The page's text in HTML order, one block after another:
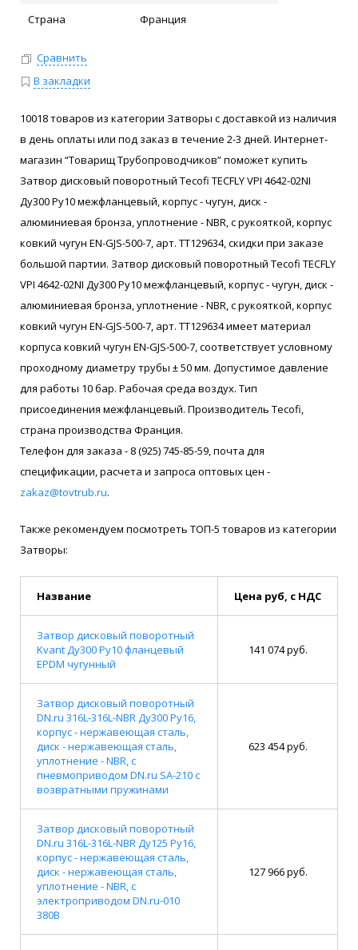
Страна Франция
Сравнить
В закладки
10018 товаров из категории Затворы с доставкой из наличия
в день оплаты или под заказ в течение 2-3 дней. Интернет-
магазин “Товарищ Трубопроводчиков” поможет купить
Затвор дисковый поворотный Tecofi TECFLY VPI 4642-02NI
Ду300 Ру10 межфланцевый, корпус - чугун, диск -
алюминиевая бронза, уплотнение - NBR, с рукояткой, корпус
ковкий чугун EN-GJS-500-7, арт. ТТ129634, скидки при заказе
большой партии. Затвор дисковый поворотный Tecofi TECFLY
VPI 4642-02NI Ду300 Ру10 межфланцевый, корпус - чугун, диск -
алюминиевая бронза, уплотнение - NBR, с рукояткой, корпус
ковкий чугун EN-GJS-500-7, арт. ТТ129634 имеет материал
корпуса ковкий чугун EN-GJS-500-7, соответствует условному
проходному диаметру трубы ± 50 мм. Допустимое давление
для работы 10 бар. Рабочая среда воздух. Тип
присоединения межфланцевый. Производитель Tecofi,
страна производства Франция.
Телефон для заказа - 8 (925) 745-85-59, почта для
спецификации, расчета и запроса оптовых цен -
zakaz@tovtrub.ru.
Также рекомендуем посмотреть ТОП-5 товаров из категории
Затворы:
Название Цена руб, с НДС
Затвор дисковый поворотный
Kvant Ду300 Ру10 фланцевый
EPDM чугунный
141 074 руб.
Затвор дисковый поворотный
DN.ru 316L-316L-NBR Ду300 Ру16,
корпус - нержавеющая сталь,
диск - нержавеющая сталь,
уплотнение - NBR, с
пневмоприводом DN.ru SA-210 с
возвратными пружинами
623 454 руб.
Затвор дисковый поворотный
DN.ru 316L-316L-NBR Ду125 Ру16,
корпус - нержавеющая сталь,
диск - нержавеющая сталь,
уплотнение - NBR, с
электроприводом DN.ru-010
380В
127 966 руб.